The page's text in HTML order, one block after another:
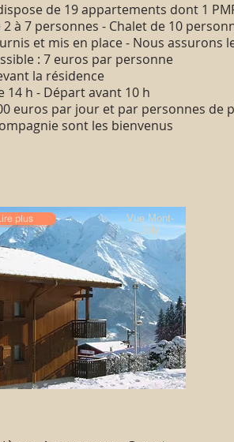
de 19 appartements dont 1
2 à 7 personnes - Chalet de 10
et mis en place - Nous assurons
: 7 euros par personne
la résidence
14 h - Départ avant 10 h
euros par jour et par personnes de
sont les bienvenus
Vue Mont-
Joly
plus